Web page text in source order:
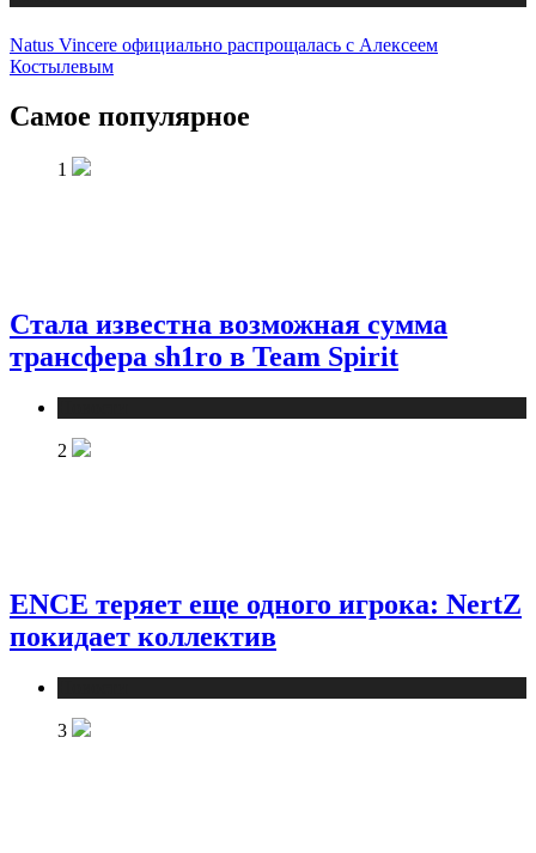
Natus Vincere официально распрощалась с Алексеем
Костылевым
Самое популярное
1
Стала известна возможная сумма
трансфера sh1ro в Team Spirit
2
ENCE теряет еще одного игрока: NertZ
покидает коллектив
3